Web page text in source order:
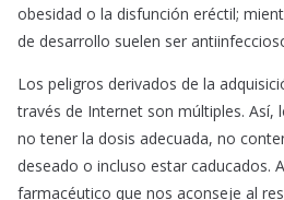
obesidad o la disfunción eréctil;
de desarrollo suelen ser
Los peligros derivados de la
través de Internet son múltiples. Así,
no tener la dosis adecuada, no
deseado o incluso estar caducados.
farmacéutico que nos aconseje al